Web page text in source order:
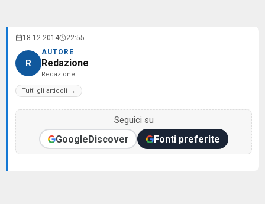
18.12.2014 22:55
R
AUTORE
Redazione
Redazione
Tutti gli articoli →
Seguici su
GoogleDiscover Fonti preferite